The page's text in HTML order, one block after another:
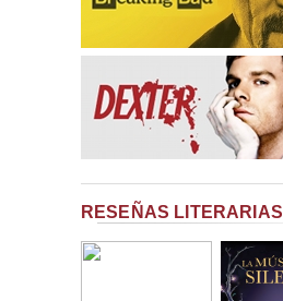
RESEÑAS LITERARIAS